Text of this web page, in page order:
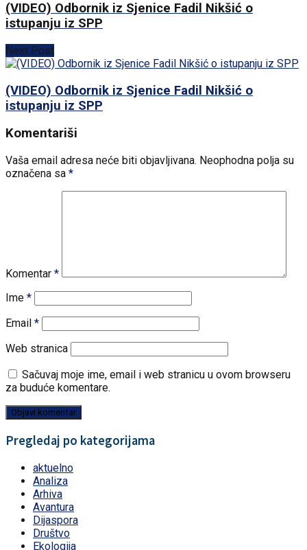
(VIDEO) Odbornik iz Sjenice Fadil Nikšić o
istupanju iz SPP
Next Post
(VIDEO) Odbornik iz Sjenice Fadil Nikšić o
istupanju iz SPP
Komentariši
Vaša email adresa neće biti objavljivana. Neophodna polja su
označena sa *
Komentar *
Ime *
Email *
Web stranica
Sačuvaj moje ime, email i web stranicu u ovom browseru
za buduće komentare.
Pregledaj po kategorijama
aktuelno
Analiza
Arhiva
Avantura
Dijaspora
Društvo
Ekologija